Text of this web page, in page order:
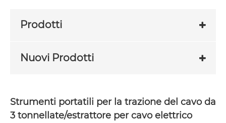
Prodotti
Nuovi Prodotti
Strumenti portatili per la trazione del cavo da
3 tonnellate/estrattore per cavo elettrico